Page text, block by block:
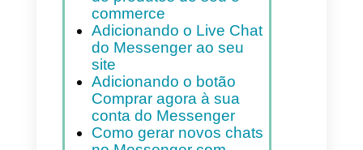
Como usar o Facebook
Messenger para o seu e-
commerce
Como conectar o
Facebook Messenger ao
seu e-commerce
Como conectar o